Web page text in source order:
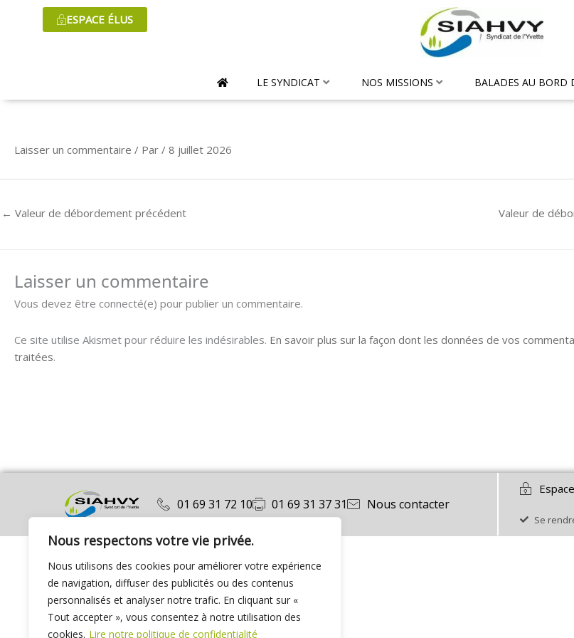
Nous respectons votre vie privée.
Nous utilisons des cookies pour améliorer votre expérience
de navigation, diffuser des publicités ou des contenus
personnalisés et analyser notre trafic. En cliquant sur «
Tout accepter », vous consentez à notre utilisation des
cookies. Lire notre politique de confidentialité
ESPACE ÉLUS
LE SYNDICAT NOS MISSIONS BALADES AU BORD
Laisser un commentaire / Par / 8 juillet 2026
← Valeur de débordement précédent Valeur de
Laisser un commentaire
Vous devez être connecté(e) pour publier un commentaire.
Ce site utilise Akismet pour réduire les indésirables. En savoir plus sur la façon dont les données de vos
traitées.
01 69 31 72 10 01 69 31 37 31 Nous contacter
Se